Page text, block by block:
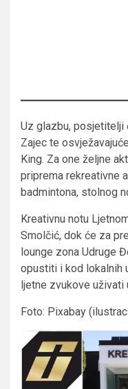
Uz glazbu, posjetitelji
Zajec te
King. Za one željne
priprema rekreativne
badmintona, stolnog
Kreativnu notu
Smolčić, dok će za
lounge zona Udruge
opustiti i kod lokalnih
ljetne zvukove uživati
Foto: Pixabay